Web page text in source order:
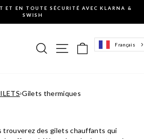
Mettre
le
diaporama
ET EN TOUTE SÉCURITÉ AVEC KLARNA &
SWISH
RechercheNavigation sur le
PanierFrançais
›Gilets thermiques
trouverez des gilets chauffants qui